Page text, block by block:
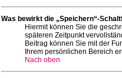
Was bewirkt die „Speichern“-
Hiermit können Sie die
späteren Zeitpunkt
Beitrag können Sie mit der
Ihrem persönlichen Bereich
Nach oben